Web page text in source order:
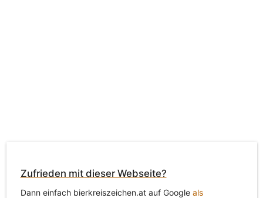
Zufrieden mit dieser Webseite?
Dann einfach bierkreiszeichen.at auf Google als